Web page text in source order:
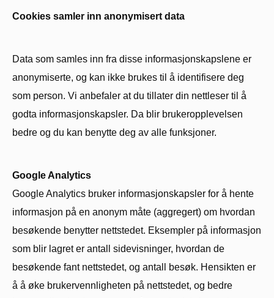
Cookies samler inn anonymisert data
Data som samles inn fra disse informasjonskapslene er
anonymiserte, og kan ikke brukes til å identifisere deg
som person. Vi anbefaler at du tillater din nettleser til å
godta informasjonskapsler. Da blir brukeropplevelsen
bedre og du kan benytte deg av alle funksjoner.
Google Analytics
Google Analytics bruker informasjonskapsler for å hente
informasjon på en anonym måte (aggregert) om hvordan
besøkende benytter nettstedet. Eksempler på informasjon
som blir lagret er antall sidevisninger, hvordan de
besøkende fant nettstedet, og antall besøk. Hensikten er
å å øke brukervennligheten på nettstedet, og bedre